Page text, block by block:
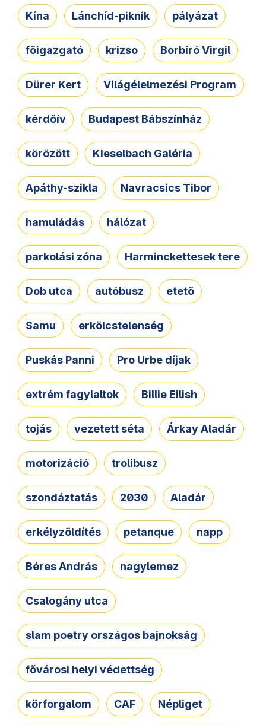
Kína Lánchíd-piknik pályázat
főigazgató krizso Borbíró Virgil
Dürer Kert Világélelmezési Program
kérdőív Budapest Bábszínház
körözött Kieselbach Galéria
Apáthy-szikla Navracsics Tibor
hamuládás hálózat
parkolási zóna Harminckettesek tere
Dob utca autóbusz etető
Samu erkölcstelenség
Puskás Panni Pro Urbe díjak
extrém fagylaltok Billie Eilish
tojás vezetett séta Árkay Aladár
motorizáció trolibusz
szondáztatás 2030 Aladár
erkélyzöldítés petanque napp
Béres András nagylemez
Csalogány utca
slam poetry országos bajnokság
fővárosi helyi védettség
körforgalom CAF Népliget